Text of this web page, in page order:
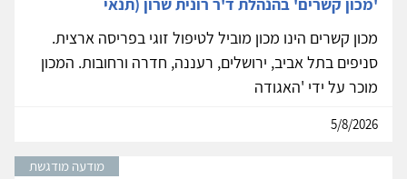
'מכון קשרים' בהנהלת ד'ר רונית שרון (תנאי
מכון קשרים הינו מכון מוביל לטיפול זוגי בפריסה ארצית.
סניפים בתל אביב, ירושלים, רעננה, חדרה ורחובות. המכון
מוכר על ידי 'האגודה
5/8/2026
מודעה מודגשת